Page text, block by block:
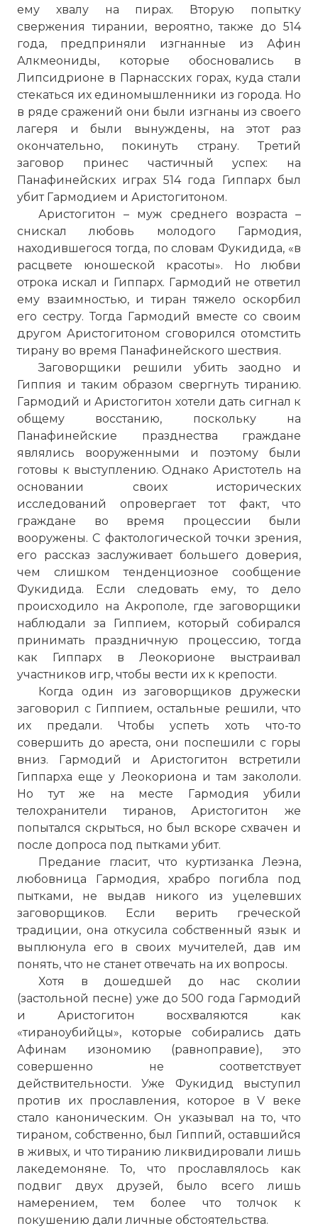
ему хвалу на пирах. Вторую попытку
свержения тирании, вероятно, также до 514
года, предприняли изгнанные из Афин
Алкмеониды, которые обосновались в
Липсидрионе в Парнасских горах, куда стали
стекаться их единомышленники из города. Но
в ряде сражений они были изгнаны из своего
лагеря и были вынуждены, на этот раз
окончательно, покинуть страну. Третий
заговор принес частичный успех: на
Панафинейских играх 514 года Гиппарх был
убит Гармодием и Аристогитоном.
Аристогитон – муж среднего возраста –
снискал любовь молодого Гармодия,
находившегося тогда, по словам Фукидида, «в
расцвете юношеской красоты». Но любви
отрока искал и Гиппарх. Гармодий не ответил
ему взаимностью, и тиран тяжело оскорбил
его сестру. Тогда Гармодий вместе со своим
другом Аристогитоном сговорился отомстить
тирану во время Панафинейского шествия.
Заговорщики решили убить заодно и
Гиппия и таким образом свергнуть тиранию.
Гармодий и Аристогитон хотели дать сигнал к
общему восстанию, поскольку на
Панафинейские празднества граждане
являлись вооруженными и поэтому были
готовы к выступлению. Однако Аристотель на
основании своих исторических
исследований опровергает тот факт, что
граждане во время процессии были
вооружены. С фактологической точки зрения,
его рассказ заслуживает большего доверия,
чем слишком тенденциозное сообщение
Фукидида. Если следовать ему, то дело
происходило на Акрополе, где заговорщики
наблюдали за Гиппием, который собирался
принимать праздничную процессию, тогда
как Гиппарх в Леокорионе выстраивал
участников игр, чтобы вести их к крепости.
Когда один из заговорщиков дружески
заговорил с Гиппием, остальные решили, что
их предали. Чтобы успеть хоть что-то
совершить до ареста, они поспешили с горы
вниз. Гармодий и Аристогитон встретили
Гиппарха еще у Леокориона и там закололи.
Но тут же на месте Гармодия убили
телохранители тиранов, Аристогитон же
попытался скрыться, но был вскоре схвачен и
после допроса под пытками убит.
Предание гласит, что куртизанка Леэна,
любовница Гармодия, храбро погибла под
пытками, не выдав никого из уцелевших
заговорщиков. Если верить греческой
традиции, она откусила собственный язык и
выплюнула его в своих мучителей, дав им
понять, что не станет отвечать на их вопросы.
Хотя в дошедшей до нас сколии
(застольной песне) уже до 500 года Гармодий
и Аристогитон восхваляются как
«тираноубийцы», которые собирались дать
Афинам изономию (равноправие), это
совершенно не соответствует
действительности. Уже Фукидид выступил
против их прославления, которое в V веке
стало каноническим. Он указывал на то, что
тираном, собственно, был Гиппий, оставшийся
в живых, и что тиранию ликвидировали лишь
лакедемоняне. То, что прославлялось как
подвиг двух друзей, было всего лишь
намерением, тем более что толчок к
покушению дали личные обстоятельства.
☓